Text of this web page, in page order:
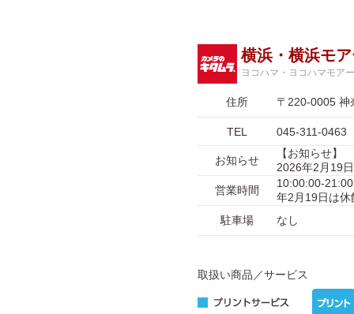
横浜・横浜モ
ヨコハマ・ヨコハマモア
住所 〒220-0005 神
TEL 045-311-0463
お知らせ
【お知らせ】
2026年2月19
営業時間
10:00:00-
年2月19日は休
駐車場
なし
取扱い商品／サービス